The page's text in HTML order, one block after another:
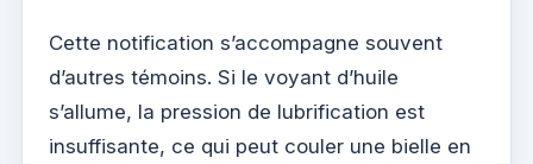
Cette notification s’accompagne souvent
d’autres témoins. Si le voyant d’huile
s’allume, la pression de lubrification est
insuffisante, ce qui peut couler une bielle en